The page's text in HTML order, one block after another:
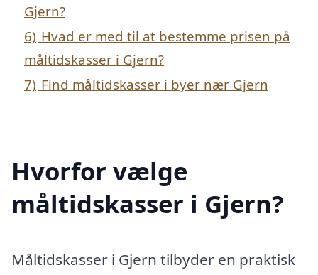
Gjern?
6) Hvad er med til at bestemme prisen på
måltidskasser i Gjern?
7) Find måltidskasser i byer nær Gjern
Hvorfor vælge
måltidskasser i Gjern?
Måltidskasser i Gjern tilbyder en praktisk